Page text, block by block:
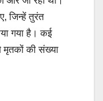
जिन्हें तुरंत
गया है। कई
मृतकों की संख्या